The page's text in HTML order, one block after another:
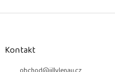
Z
Kontakt